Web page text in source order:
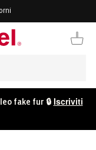
Carrello
leo fake fur🔒 Iscriviti